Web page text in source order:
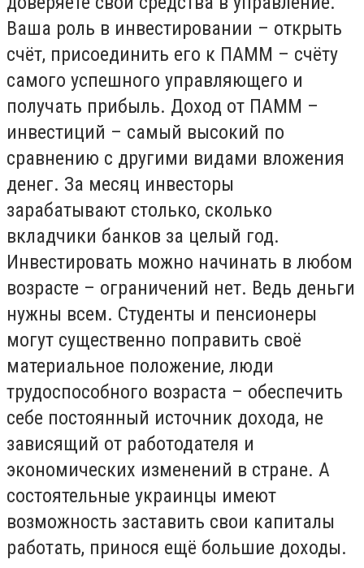
Ваша роль в инвестировании – открыть
счёт, присоединить его к ПАММ – счёту
самого успешного управляющего и
получать прибыль. Доход от ПАММ –
инвестиций – самый высокий по
сравнению с другими видами вложения
денег. За месяц инвесторы
зарабатывают столько, сколько
вкладчики банков за целый год.
Инвестировать можно начинать в любом
возрасте – ограничений нет. Ведь деньги
нужны всем. Студенты и пенсионеры
могут существенно поправить своё
материальное положение, люди
трудоспособного возраста – обеспечить
себе постоянный источник дохода, не
зависящий от работодателя и
экономических изменений в стране. А
состоятельные украинцы имеют
возможность заставить свои капиталы
работать, принося ещё большие доходы.